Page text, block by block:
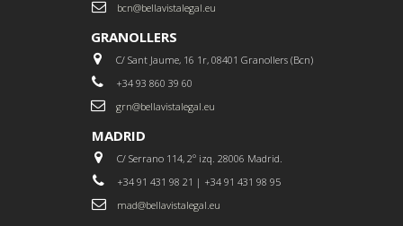
bcn@bellavistalegal.eu
GRANOLLERS
C/ Sant Jaume, 16 1r, 08401 Granollers (Bcn)
+34 93 860 39 60
grn@bellavistalegal.eu
MADRID
C/ Serrano 114, 2º izq. 28006 Madrid.
+34 91 431 98 21 | +34 91 431 98 95
mad@bellavistalegal.eu